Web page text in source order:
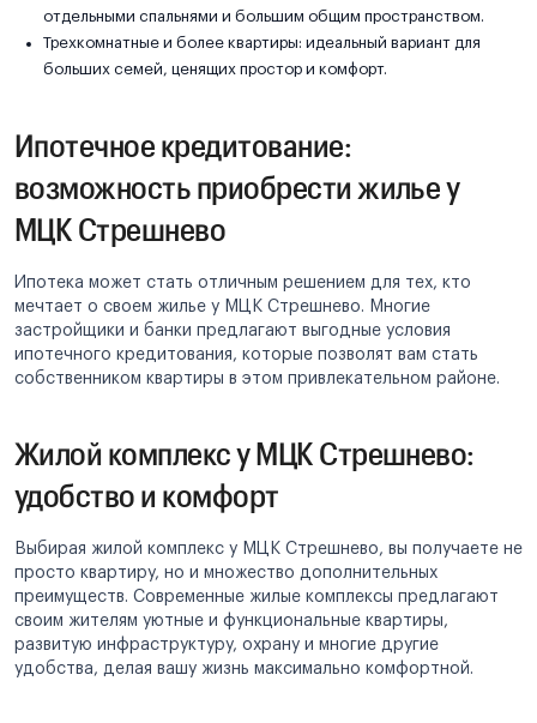
отдельными спальнями и большим общим пространством.
Трехкомнатные и более квартиры: идеальный вариант для
больших семей, ценящих простор и комфорт.
Ипотечное кредитование:
возможность приобрести жилье у
МЦК Стрешнево
Ипотека может стать отличным решением для тех, кто
мечтает о своем жилье у МЦК Стрешнево. Многие
застройщики и банки предлагают выгодные условия
ипотечного кредитования, которые позволят вам стать
собственником квартиры в этом привлекательном районе.
Жилой комплекс у МЦК Стрешнево:
удобство и комфорт
Выбирая жилой комплекс у МЦК Стрешнево, вы получаете не
просто квартиру, но и множество дополнительных
преимуществ. Современные жилые комплексы предлагают
своим жителям уютные и функциональные квартиры,
развитую инфраструктуру, охрану и многие другие
удобства, делая вашу жизнь максимально комфортной.